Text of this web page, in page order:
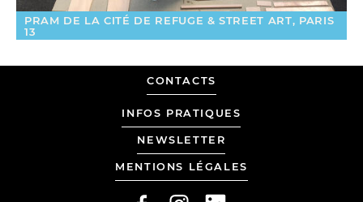
PRAM DE LA CITÉ DE REFUGE & STREET ART, PARIS
13
CONTACTS
INFOS PRATIQUES
NEWSLETTER
MENTIONS LÉGALES
FACEBOOK
MADE
BY
LOLA
DUVAL
TANGUY